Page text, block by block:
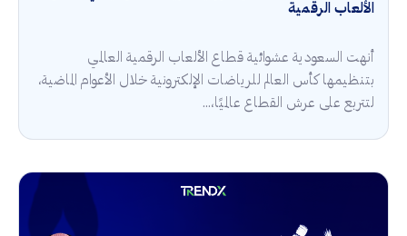
الألعاب الرقمية
أنهت السعودية عشوائية قطاع الألعاب الرقمية العالمي
بتنظيمها كأس العالم للرياضات الإلكترونية خلال الأعوام الماضية،
لتتربع على عرش القطاع عالميًا،...